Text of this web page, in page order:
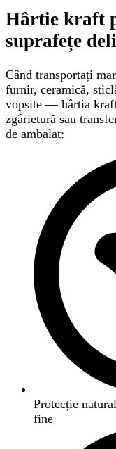
Hârtie kraft
suprafețe
Când transportați
furnir, ceramică,
vopsite — hârtia
zgârietură sau
de ambalat:
Protecție
fine